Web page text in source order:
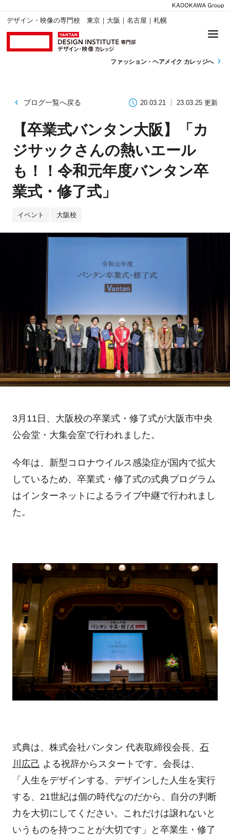
デザイン・映像の専門校 東京｜大阪｜名古屋｜札幌
ファッション・ ヘアメイク カレッジへ
ブログ一覧へ戻る 20.03.21 23.03.25 更新
【卒業式バンタン大阪】「カ
ジサックさんの熱いエール
も！！令和元年度バンタン卒
業式・修了式」
イベント 大阪校
3月11日、大阪校の卒業式・修了式が大阪市中央
公会堂・大集会室で行われました。
今年は、新型コロナウイルス感染症が国内で拡大
しているため、卒業式・修了式の式典プログラム
はインターネットによるライブ中継で行われまし
た。
式典は、株式会社バンタン 代表取締役会長、 石
川広己 よる祝辞からスタートです。会長は、
「人生をデザインする、デザインした人生を実行
する、21世紀は個の時代なのだから、自分の判断
力を大切にしてください。これだけは譲れないと
いうものを持つことが大切です」と卒業生・修了